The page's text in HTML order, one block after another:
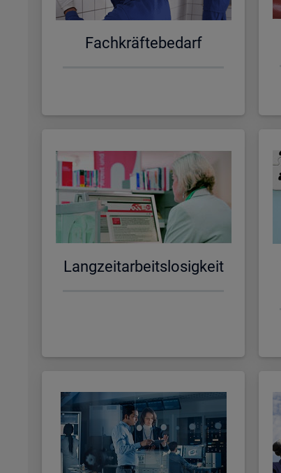
Fach­kräf­te­be­darf
Lang­zeit­ar­beits­lo­sig­keit